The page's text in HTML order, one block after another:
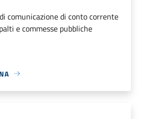
comunicazione di conto corrente
e commesse pubbliche